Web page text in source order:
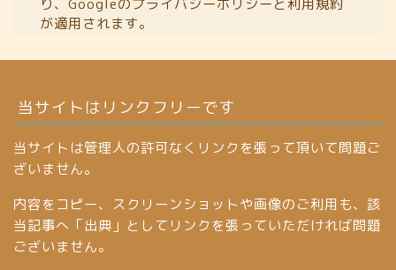
り、Googleのプライバシーポリシーと利用規約
が適用されます。
当サイトはリンクフリーです
当サイトは管理人の許可なくリンクを張って頂いて問題ご
ざいません。
内容をコピー、スクリーンショットや画像のご利用も、該
当記事へ「出典」としてリンクを張っていただければ問題
ございません。